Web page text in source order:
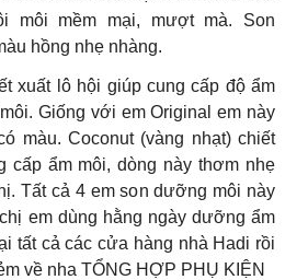
môi mềm mại, mượt mà. Son
hồng nhẹ nhàng.
xuất lô hội giúp cung cấp độ ẩm
Giống với em Original em này
màu. Coconut (vàng nhạt) chiết
cấp ẩm môi, dòng này thơm nhẹ
Tất cả 4 em son dưỡng môi này
em dùng hằng ngày dưỡng ẩm
tất cả các cửa hàng nhà Hadi rồi
về nha TỔNG HỢP PHỤ KIỆN